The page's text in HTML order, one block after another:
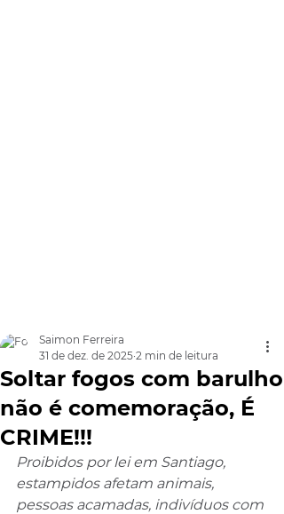
Soltar fogos com barulho
não é comemoração, É
CRIME!!!
Saimon Ferreira
31 de dez. de 2025 2 min de leitura
Proibidos por lei em Santiago,
estampidos afetam animais,
pessoas acamadas, indivíduos com